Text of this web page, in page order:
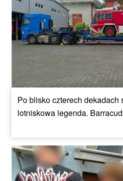
Po blisko czterech dekadach
lotniskowa legenda.